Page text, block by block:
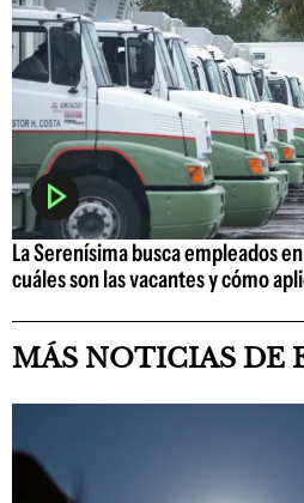
La Serenísima busca empleados
cuáles son las vacantes y cómo
MÁS NOTICIAS DE